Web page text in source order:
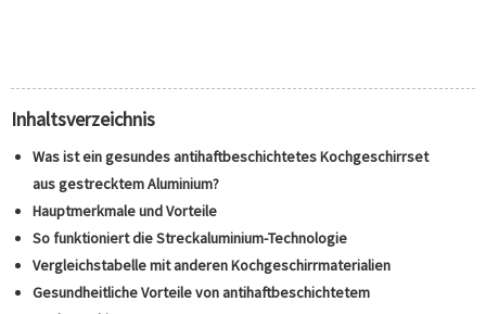
Inhaltsverzeichnis
Was ist ein gesundes antihaftbeschichtetes Kochgeschirrset
aus gestrecktem Aluminium?
Hauptmerkmale und Vorteile
So funktioniert die Streckaluminium-Technologie
Vergleichstabelle mit anderen Kochgeschirrmaterialien
Gesundheitliche Vorteile von antihaftbeschichtetem